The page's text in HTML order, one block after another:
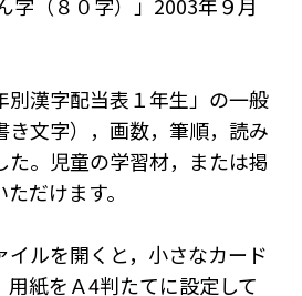
別漢字配当表１年生」の一般
き文字），画数，筆順，読み
た。児童の学習材，または掲
だけます。
イルを開くと，小さなカード
紙をＡ4判たてに設定して